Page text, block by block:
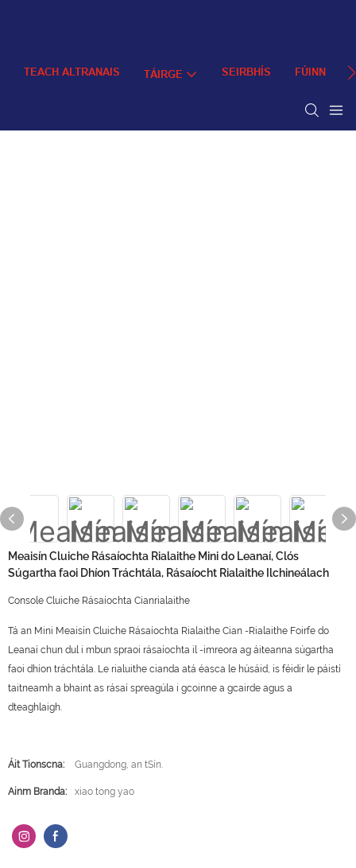
TEACH ALTRANAIS TÁIRGE SEIRBHÍS FÚINN
Meaisín Cluiche Rásaíochta Rialaithe Mini do Leanaí, Clós
Súgartha faoi Dhíon Tráchtála, Rásaíocht Rialaithe Ilchineálach
Console Cluiche Rásaíochta Cianrialaithe
Tá an Mini Meaisín Cluiche Rásaíochta Rialaithe Cian -Rialaithe Foirfe do
Leanaí chun dul i mbun spraoi rásaíochta il -imreora ag áiteanna súgartha
faoi dhíon tráchtála. Le rialuithe cianda atá éasca le húsáid, is féidir le páistí
taitneamh a bhaint as rásaí spreagúla i gcoinne a gcairde agus a
dteaghlaigh.
Áit Tionscna: Guangdong, an tSín.
Ainm Branda: xiao tong yao